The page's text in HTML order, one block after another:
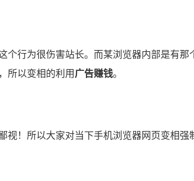
个行为很伤害站长。而某浏览器内部是有那
所以变相的利用 广告赚钱。
视！所以大家对当下手机浏览器网页变相强